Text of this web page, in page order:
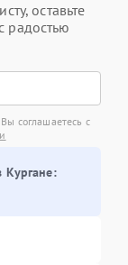
оставьте
радостью
соглашаетесь с
Кургане: